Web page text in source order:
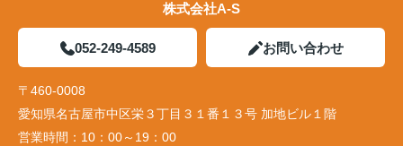
株式会社A-S
052-249-4589 お問い合わせ
〒460-0008
愛知県名古屋市中区栄３丁目３１番１３号 加地ビル１階
営業時間： 10：00～19：00